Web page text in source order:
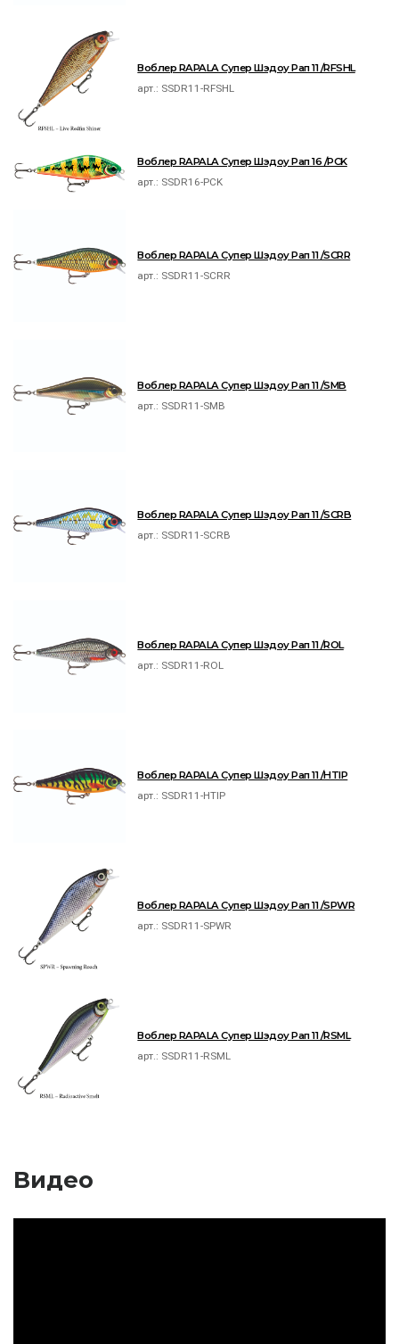
Воблер RAPALA Супер Шэдоу Рап 11 /RFSHL
арт.: SSDR11-RFSHL
Воблер RAPALA Супер Шэдоу Рап 16 /PCK
арт.: SSDR16-PCK
Воблер RAPALA Супер Шэдоу Рап 11 /SCRR
арт.: SSDR11-SCRR
Воблер RAPALA Супер Шэдоу Рап 11 /SMB
арт.: SSDR11-SMB
Воблер RAPALA Супер Шэдоу Рап 11 /SCRB
арт.: SSDR11-SCRB
Воблер RAPALA Супер Шэдоу Рап 11 /ROL
арт.: SSDR11-ROL
Воблер RAPALA Супер Шэдоу Рап 11 /HTIP
арт.: SSDR11-HTIP
Воблер RAPALA Супер Шэдоу Рап 11 /SPWR
арт.: SSDR11-SPWR
Воблер RAPALA Супер Шэдоу Рап 11 /RSML
арт.: SSDR11-RSML
Видео